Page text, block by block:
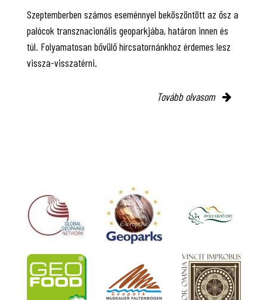
Szeptemberben számos eseménnyel beköszöntött az ősz a
palócok transznacionális geoparkjába, határon innen és
túl. Folyamatosan bővülő hírcsatornánkhoz érdemes lesz
vissza-visszatérni.
Tovább olvasom